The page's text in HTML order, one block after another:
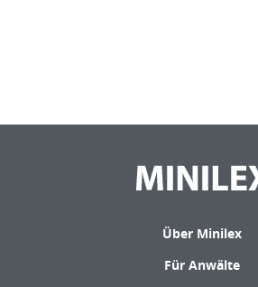
Über Minilex
Für Anwälte